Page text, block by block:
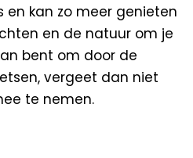
en kan zo meer genieten
en de natuur om je
bent om door de
vergeet dan niet
te nemen.